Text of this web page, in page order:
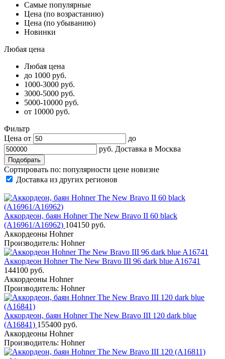
Самые популярные
Цена (по возрастанию)
Цена (по убыванию)
Новинки
Любая цена
Любая цена
до 1000 руб.
1000-3000 руб.
3000-5000 руб.
5000-10000 руб.
от 10000 руб.
Фильтр
Цена от
до
руб. Доставка в Москва
Сортировать по: популярности цене новизне
Доставка из других регионов
Аккордеон, баян Hohner The New Bravo II 60 black
(A16961/A16962) 104150 руб.
Аккордеоны Hohner
Производитель: Hohner
Аккордеон Hohner The New Bravo III 96 dark blue A16741
144100 руб.
Аккордеоны Hohner
Производитель: Hohner
Аккордеон, баян Hohner The New Bravo III 120 dark blue
(A16841) 155400 руб.
Аккордеоны Hohner
Производитель: Hohner